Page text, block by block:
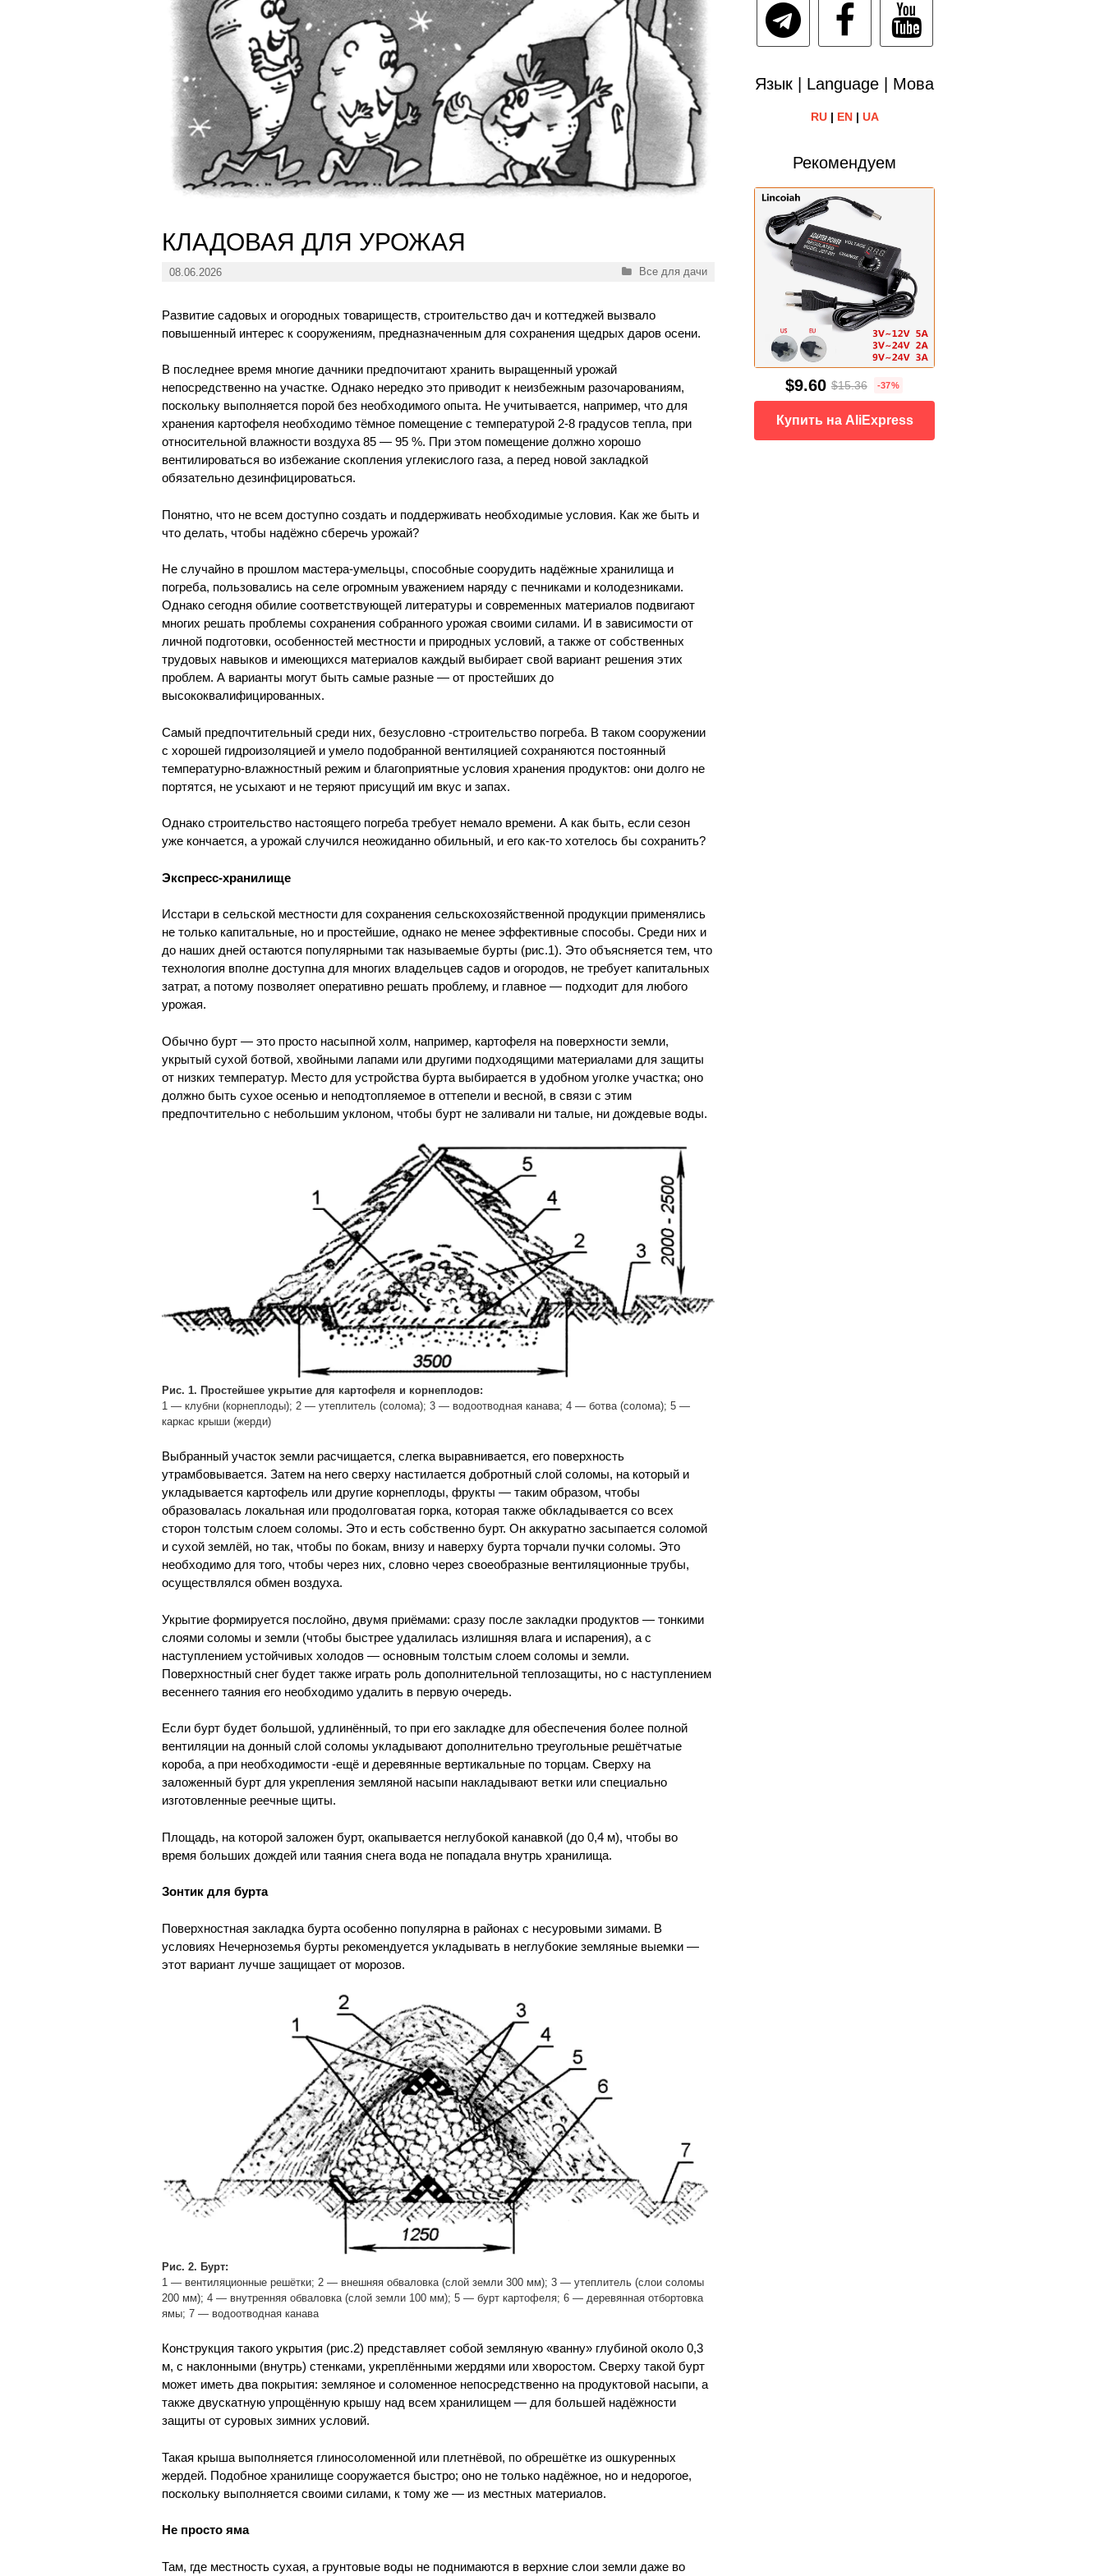
КЛАДОВАЯ ДЛЯ УРОЖАЯ
08.06.2026 Рубрики
Все для дачи
Развитие садовых и огородных товариществ, строительство дач и коттеджей вызвало
повышенный интерес к сооружениям, предназначенным для сохранения щедрых даров осени.
В последнее время многие дачники предпочитают хранить выращенный урожай
непосредственно на участке. Однако нередко это приводит к неизбежным разочарованиям,
поскольку выполняется порой без необходимого опыта. Не учитывается, например, что для
хранения картофеля необходимо тёмное помещение с температурой 2-8 градусов тепла, при
относительной влажности воздуха 85 — 95 %. При этом помещение должно хорошо
вентилироваться во избежание скопления углекислого газа, а перед новой закладкой
обязательно дезинфицироваться.
Понятно, что не всем доступно создать и поддерживать необходимые условия. Как же быть и
что делать, чтобы надёжно сберечь урожай?
Не случайно в прошлом мастера-умельцы, способные соорудить надёжные хранилища и
погреба, пользовались на селе огромным уважением наряду с печниками и колодезниками.
Однако сегодня обилие соответствующей литературы и современных материалов подвигают
многих решать проблемы сохранения собранного урожая своими силами. И в зависимости от
личной подготовки, особенностей местности и природных условий, а также от собственных
трудовых навыков и имеющихся материалов каждый выбирает свой вариант решения этих
проблем. А варианты могут быть самые разные — от простейших до
высококвалифицированных.
Самый предпочтительный среди них, безусловно -строительство погреба. В таком сооружении
с хорошей гидроизоляцией и умело подобранной вентиляцией сохраняются постоянный
температурно-влажностный режим и благоприятные условия хранения продуктов: они долго не
портятся, не усыхают и не теряют присущий им вкус и запах.
Однако строительство настоящего погреба требует немало времени. А как быть, если сезон
уже кончается, а урожай случился неожиданно обильный, и его как-то хотелось бы сохранить?
Экспресс-хранилище
Исстари в сельской местности для сохранения сельскохозяйственной продукции применялись
не только капитальные, но и простейшие, однако не менее эффективные способы. Среди них и
до наших дней остаются популярными так называемые бурты (рис.1). Это объясняется тем, что
технология вполне доступна для многих владельцев садов и огородов, не требует капитальных
затрат, а потому позволяет оперативно решать проблему, и главное — подходит для любого
урожая.
Обычно бурт — это просто насыпной холм, например, картофеля на поверхности земли,
укрытый сухой ботвой, хвойными лапами или другими подходящими материалами для защиты
от низких температур. Место для устройства бурта выбирается в удобном уголке участка; оно
должно быть сухое осенью и неподтопляемое в оттепели и весной, в связи с этим
предпочтительно с небольшим уклоном, чтобы бурт не заливали ни талые, ни дождевые воды.
Рис. 1. Простейшее укрытие для картофеля и корнеплодов:
1 — клубни (корнеплоды); 2 — утеплитель (солома); 3 — водоотводная канава; 4 — ботва (солома); 5 —
каркас крыши (жерди)
Выбранный участок земли расчищается, слегка выравнивается, его поверхность
утрамбовывается. Затем на него сверху настилается добротный слой соломы, на который и
укладывается картофель или другие корнеплоды, фрукты — таким образом, чтобы
образовалась локальная или продолговатая горка, которая также обкладывается со всех
сторон толстым слоем соломы. Это и есть собственно бурт. Он аккуратно засыпается соломой
и сухой землёй, но так, чтобы по бокам, внизу и наверху бурта торчали пучки соломы. Это
необходимо для того, чтобы через них, словно через своеобразные вентиляционные трубы,
осуществлялся обмен воздуха.
Укрытие формируется послойно, двумя приёмами: сразу после закладки продуктов — тонкими
слоями соломы и земли (чтобы быстрее удалилась излишняя влага и испарения), а с
наступлением устойчивых холодов — основным толстым слоем соломы и земли.
Поверхностный снег будет также играть роль дополнительной теплозащиты, но с наступлением
весеннего таяния его необходимо удалить в первую очередь.
Если бурт будет большой, удлинённый, то при его закладке для обеспечения более полной
вентиляции на донный слой соломы укладывают дополнительно треугольные решётчатые
короба, а при необходимости -ещё и деревянные вертикальные по торцам. Сверху на
заложенный бурт для укрепления земляной насыпи накладывают ветки или специально
изготовленные реечные щиты.
Площадь, на которой заложен бурт, окапывается неглубокой канавкой (до 0,4 м), чтобы во
время больших дождей или таяния снега вода не попадала внутрь хранилища.
Зонтик для бурта
Поверхностная закладка бурта особенно популярна в районах с несуровыми зимами. В
условиях Нечерноземья бурты рекомендуется укладывать в неглубокие земляные выемки —
этот вариант лучше защищает от морозов.
Рис. 2. Бурт:
1 — вентиляционные решётки; 2 — внешняя обваловка (слой земли 300 мм); 3 — утеплитель (слои соломы
200 мм); 4 — внутренняя обваловка (слой земли 100 мм); 5 — бурт картофеля; 6 — деревянная отбортовка
ямы; 7 — водоотводная канава
Конструкция такого укрытия (рис.2) представляет собой земляную «ванну» глубиной около 0,3
м, с наклонными (внутрь) стенками, укреплёнными жердями или хворостом. Сверху такой бурт
может иметь два покрытия: земляное и соломенное непосредственно на продуктовой насыпи, а
также двускатную упрощённую крышу над всем хранилищем — для большей надёжности
защиты от суровых зимних условий.
Такая крыша выполняется глиносоломенной или плетнёвой, по обрешётке из ошкуренных
жердей. Подобное хранилище сооружается быстро; оно не только надёжное, но и недорогое,
поскольку выполняется своими силами, к тому же — из местных материалов.
Не просто яма
Там, где местность сухая, а грунтовые воды не поднимаются в верхние слои земли даже во
Язык | Language | Мова
RU| EN| UA
Рекомендуем
$9.60 $15.36 -37%
Купить на AliExpress